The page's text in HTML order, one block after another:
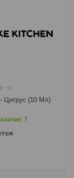
Цитрус (10 Мл)
7